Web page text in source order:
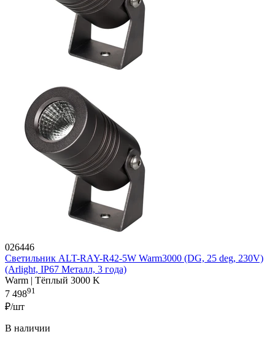
026446
Светильник ALT-RAY-R42-5W Warm3000 (DG, 25 deg, 230V)
(Arlight, IP67 Металл, 3 года)
Warm | Тёплый 3000 K
7 49891
₽/шт
В наличии